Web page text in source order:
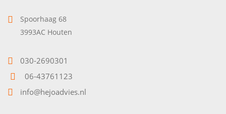
Spoorhaag 68
3993AC Houten
030-2690301
06-43761123
info@hejoadvies.nl